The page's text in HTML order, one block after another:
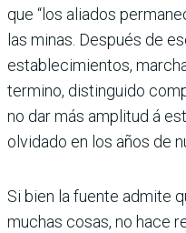
que “los aliados
las minas. Después de
establecimientos,
termino, distinguido
no dar más amplitud á
olvidado en los años de
Si bien la fuente admite
muchas cosas, no hace